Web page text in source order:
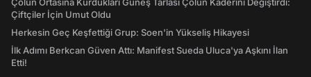
Çölün Ortasına Kurdukları Güneş Tarlası Çölün Kaderini Değiştirdi:
Çiftçiler İçin Umut Oldu
Herkesin Geç Keşfettiği Grup: Soen'in Yükseliş Hikayesi
İlk Adımı Berkcan Güven Attı: Manifest Sueda Uluca'ya Aşkını İlan
Etti!